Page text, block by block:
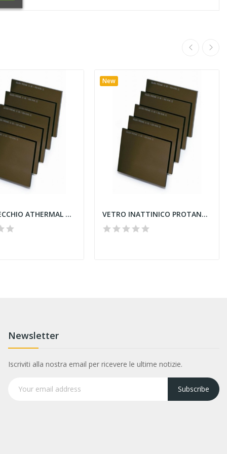
VETRI SPECCHIO ATHERMAL DIN 12 A1 60x110
New
VETRO INATTINICO PROTANE 110x90 Din 11
Newsletter
Iscriviti alla nostra email per ricevere le ultime notizie.
Subscribe